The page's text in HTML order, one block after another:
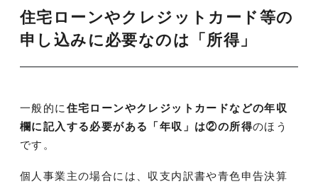
住宅ローンやクレジットカード等の
申し込みに必要なのは「所得」
一般的に 住宅ローンやクレジットカードなどの年収
欄に記入する必要がある「年収」は②の所得のほう
です。
個人事業主の場合には、収支内訳書や青色申告決算